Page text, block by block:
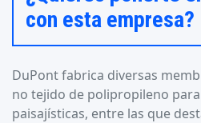
con esta empresa?
DuPont fabrica diversas
no tejido de polipropileno
paisajísticas, entre las que